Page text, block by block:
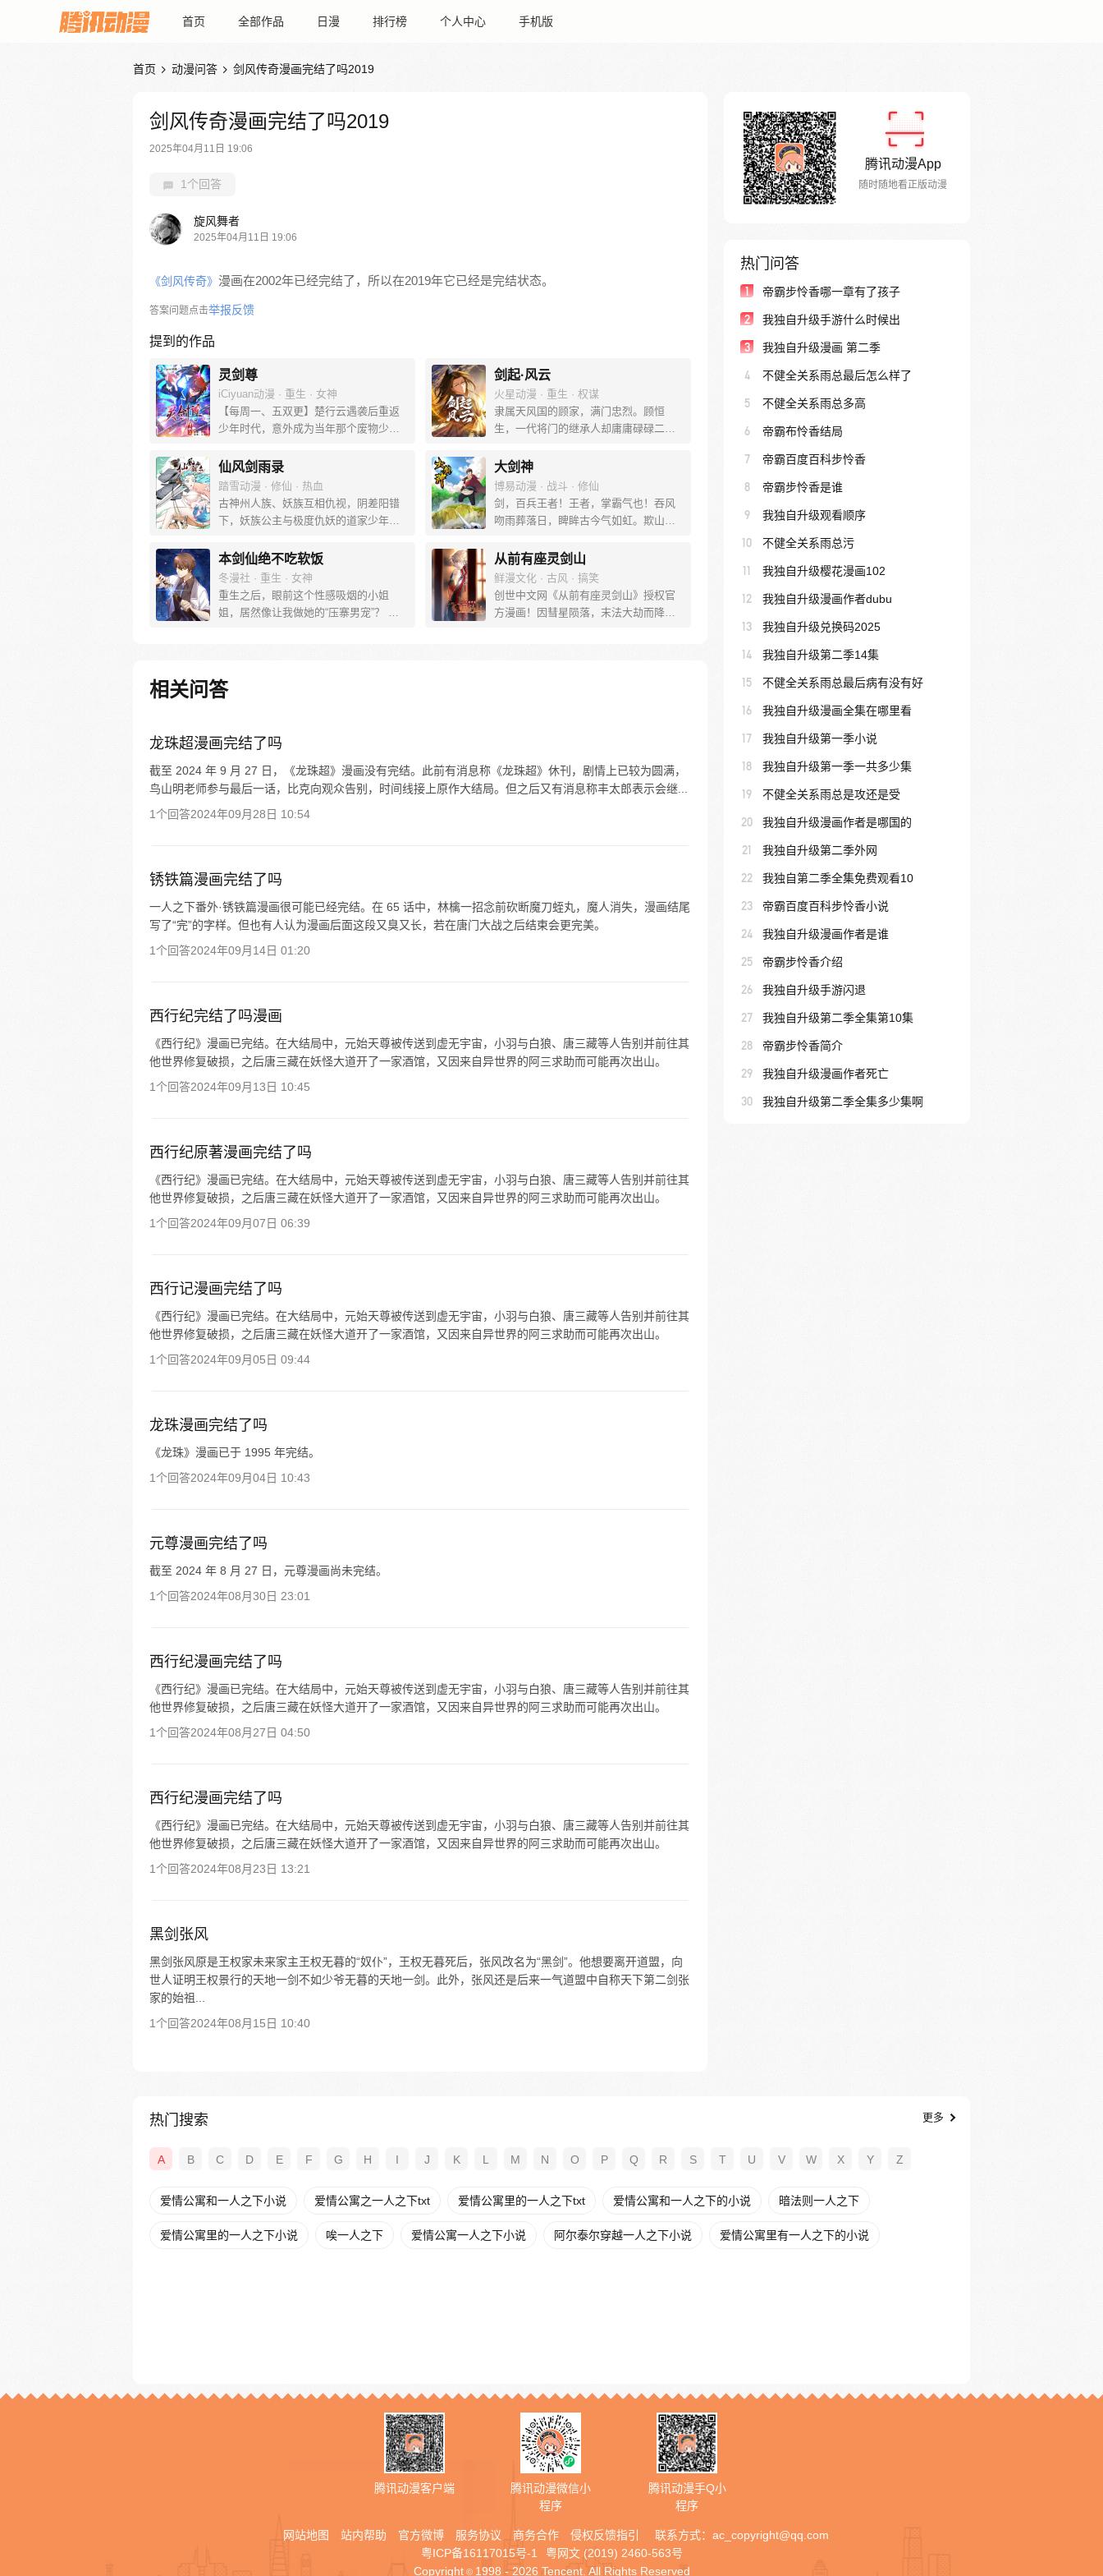
首页 全部作品 日漫 排行榜 个人中心 手机版
首页  动漫问答  剑风传奇漫画完结了吗2019
剑风传奇漫画完结了吗2019
2025年04月11日 19:06
1个回答
旋风舞者
2025年04月11日 19:06
《剑风传奇》 漫画在2002年已经完结了，所以在2019年它已经是完结状态。
答案问题点击举报反馈
提到的作品
灵剑尊
iCiyuan动漫 · 重生 · 女神
【每周一、五双更】楚行云遇袭后重返
少年时代，意外成为当年那个废物少
不会放过！ 前世的遗憾，今生，一定要
弥补。待到灵剑长啸之时，天地三界，
我为至尊！ 且看废物少主如何闯荡大
陆、遭奇遇，成为叱咤风云的至尊天
剑起·风云
火星动漫 · 重生 · 权谋
隶属天风国的顾家，满门忠烈。顾恒
生，一代将门的继承人却庸庸碌碌二十
冠之日，他恢复了前世记忆。 令他感到
头疼的是，他做了很多混账事。但事情
既然已经发生，他将会继续披着纨绔的
外衣，手持三尺青锋，掀起天下之势。
仙风剑雨录
踏雪动漫 · 修仙 · 热血
古神州人族、妖族互相仇视，阴差阳错
下，妖族公主与极度仇妖的道家少年张
会缘起，捉妖纷争，同门黑手，复仇怒
焰，阴谋罗网，血火嫁衣，编织成一个
最心动的仙侠传奇。
大剑神
博易动漫 · 战斗 · 修仙
剑，百兵王者！王者，掌霸气也！吞风
吻雨葬落日，睥眸古今气如虹。欺山赶
尊，剑主浮沉！少年方昊天天生剑心，
因祸得福，获无上神功，修无双剑法。
情深美女万世伴，热血兄弟万世随。三
尺长剑刺苍穹，舞长天，斩日月，覆天
本剑仙绝不吃软饭
冬漫社 · 重生 · 女神
重生之后，眼前这个性感吸烟的小姐
姐，居然像让我做她的“压寨男宠”？ 想
一片天！ ①群已满，请加②群：104883
2488 ③群：1017377937 ④群：725164
从前有座灵剑山
鲜漫文化 · 古风 · 搞笑
创世中文网《从前有座灵剑山》授权官
方漫画！因彗星陨落，末法大劫而降临
相关问答
龙珠超漫画完结了吗
截至 2024 年 9 月 27 日，《龙珠超》漫画没有完结。此前有消息称《龙珠超》休刊，剧情上已较为圆满，
鸟山明老师参与最后一话，比克向观众告别，时间线接上原作大结局。但之后又有消息称丰太郎表示会继...
1个回答2024年09月28日 10:54
锈铁篇漫画完结了吗
一人之下番外·锈铁篇漫画很可能已经完结。在 65 话中，林檎一招念前砍断魔刀蛭丸，魔人消失，漫画结尾
写了“完”的字样。但也有人认为漫画后面这段又臭又长，若在唐门大战之后结束会更完美。
1个回答2024年09月14日 01:20
西行纪完结了吗漫画
《西行纪》漫画已完结。在大结局中，元始天尊被传送到虚无宇宙，小羽与白狼、唐三藏等人告别并前往其
他世界修复破损，之后唐三藏在妖怪大道开了一家酒馆，又因来自异世界的阿三求助而可能再次出山。
1个回答2024年09月13日 10:45
西行纪原著漫画完结了吗
《西行纪》漫画已完结。在大结局中，元始天尊被传送到虚无宇宙，小羽与白狼、唐三藏等人告别并前往其
他世界修复破损，之后唐三藏在妖怪大道开了一家酒馆，又因来自异世界的阿三求助而可能再次出山。
1个回答2024年09月07日 06:39
西行记漫画完结了吗
《西行纪》漫画已完结。在大结局中，元始天尊被传送到虚无宇宙，小羽与白狼、唐三藏等人告别并前往其
他世界修复破损，之后唐三藏在妖怪大道开了一家酒馆，又因来自异世界的阿三求助而可能再次出山。
1个回答2024年09月05日 09:44
龙珠漫画完结了吗
《龙珠》漫画已于 1995 年完结。
1个回答2024年09月04日 10:43
元尊漫画完结了吗
截至 2024 年 8 月 27 日，元尊漫画尚未完结。
1个回答2024年08月30日 23:01
西行纪漫画完结了吗
《西行纪》漫画已完结。在大结局中，元始天尊被传送到虚无宇宙，小羽与白狼、唐三藏等人告别并前往其
他世界修复破损，之后唐三藏在妖怪大道开了一家酒馆，又因来自异世界的阿三求助而可能再次出山。
1个回答2024年08月27日 04:50
西行纪漫画完结了吗
《西行纪》漫画已完结。在大结局中，元始天尊被传送到虚无宇宙，小羽与白狼、唐三藏等人告别并前往其
他世界修复破损，之后唐三藏在妖怪大道开了一家酒馆，又因来自异世界的阿三求助而可能再次出山。
1个回答2024年08月23日 13:21
黑剑张风
黑剑张风原是王权家未来家主王权无暮的“奴仆”，王权无暮死后，张风改名为“黑剑”。他想要离开道盟，向
世人证明王权景行的天地一剑不如少爷无暮的天地一剑。此外，张风还是后来一气道盟中自称天下第二剑张
家的始祖...
1个回答2024年08月15日 10:40
腾讯动漫App
随时随地看正版动漫
热门问答
1 帝霸步怜香哪一章有了孩子
2 我独自升级手游什么时候出
3 我独自升级漫画 第二季
4 不健全关系雨总最后怎么样了
5 不健全关系雨总多高
6 帝霸布怜香结局
7 帝霸百度百科步怜香
8 帝霸步怜香是谁
9 我独自升级观看顺序
10 不健全关系雨总污
11 我独自升级樱花漫画102
12 我独自升级漫画作者dubu
13 我独自升级兑换码2025
14 我独自升级第二季14集
15 不健全关系雨总最后病有没有好
16 我独自升级漫画全集在哪里看
17 我独自升级第一季小说
18 我独自升级第一季一共多少集
19 不健全关系雨总是攻还是受
20 我独自升级漫画作者是哪国的
21 我独自升级第二季外网
22 我独自第二季全集免费观看10
23 帝霸百度百科步怜香小说
24 我独自升级漫画作者是谁
25 帝霸步怜香介绍
26 我独自升级手游闪退
27 我独自升级第二季全集第10集
28 帝霸步怜香简介
29 我独自升级漫画作者死亡
30 我独自升级第二季全集多少集啊
热门搜索 更多
A B C D E F G H I J K L M N O P Q R S T U V W X Y Z
爱情公寓和一人之下小说 爱情公寓之一人之下txt 爱情公寓里的一人之下txt 爱情公寓和一人之下的小说 暗法则一人之下
爱情公寓里的一人之下小说 唉一人之下 爱情公寓一人之下小说 阿尔泰尔穿越一人之下小说 爱情公寓里有一人之下的小说
腾讯动漫客户端
腾讯动漫微信小
程序
腾讯动漫手Q小
程序
网站地图 站内帮助 官方微博 服务协议 商务合作 侵权反馈指引 联系方式： ac_copyright@qq.com
粤ICP备16117015号-1
粤网文 (2019) 2460-563号
Copyright © 1998 - 2026 Tencent. All Rights Reserved